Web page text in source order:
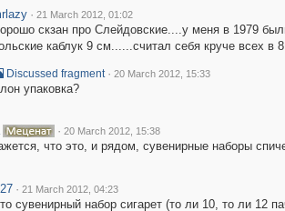
· 21 March 2012, 01:02
скзан про Слейдовские....у меня в 1979
каблук 9 см......считал себя круче всех в
Discussed fragment · 20 March 2012, 15:33
упаковка?
· 20 March 2012, 15:38
что это, и рядом, сувенирные наборы
· 21 March 2012, 04:23
сувенирный набор сигарет (то ли 10, то ли 12